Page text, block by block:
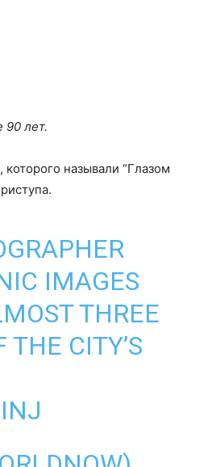
90 лет.
называли “Глазом
IMAGES
THREE
THE CITY’S